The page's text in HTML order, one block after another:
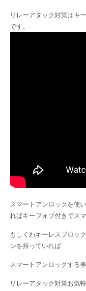
リレーアタック対策はキ
です。
スマートアンロックを使
ればキーフォブ付きでス
もしくわキーレスブロッ
ンを持っていれば
スマートアンロックする
リレーアタック対策お気